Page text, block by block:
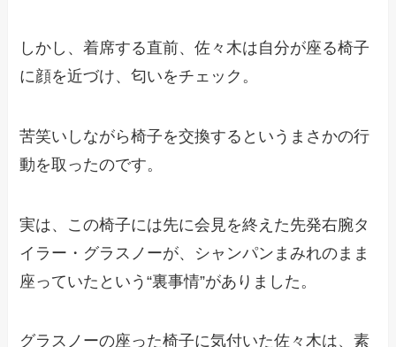
しかし、着席する直前、佐々木は自分が座る椅子
に顔を近づけ、匂いをチェック。
苦笑いしながら椅子を交換するというまさかの行
動を取ったのです。
実は、この椅子には先に会見を終えた先発右腕タ
イラー・グラスノーが、シャンパンまみれのまま
座っていたという“裏事情”がありました。
グラスノーの座った椅子に気付いた佐々木は、素